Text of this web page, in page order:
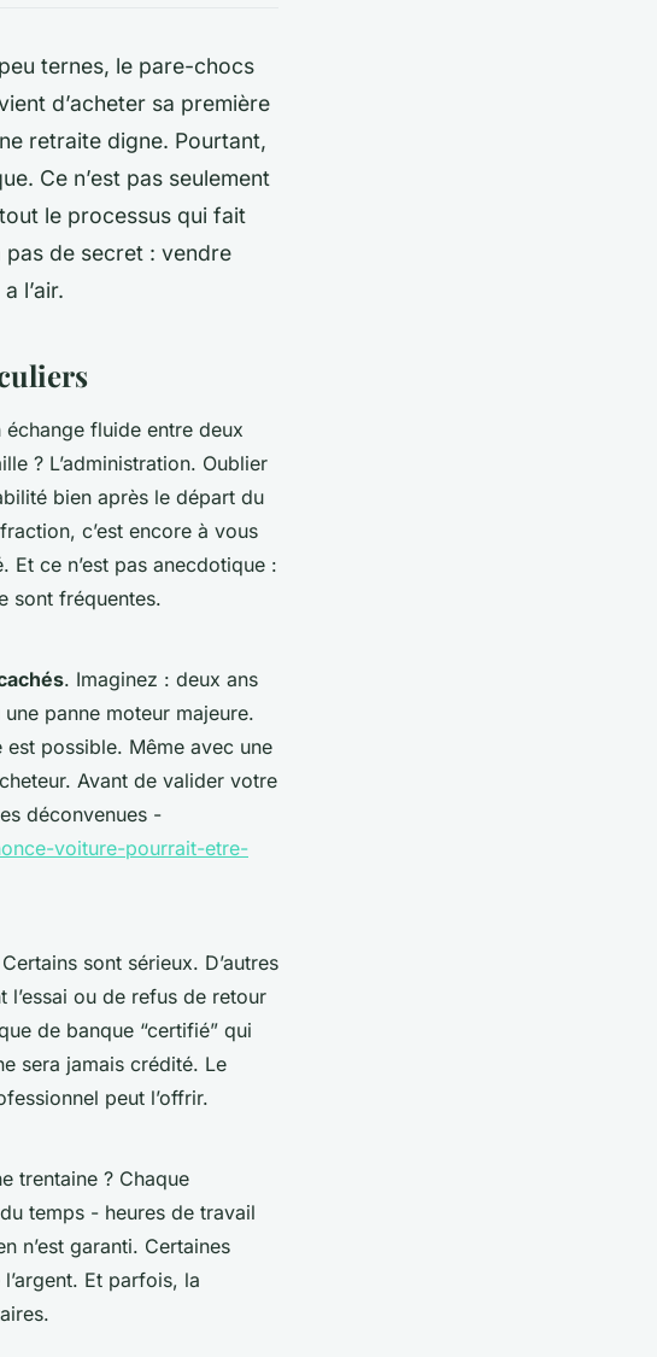
ternes, le pare-chocs
d’acheter sa première
retraite digne. Pourtant,
Ce n’est pas seulement
le processus qui fait
pas de secret : vendre
l’air.
échange fluide entre deux
? L’administration. Oublier
bien après le départ du
c’est encore à vous
Et ce n’est pas anecdotique :
sont fréquentes.
. Imaginez : deux ans
panne moteur majeure.
est possible. Même avec une
Avant de valider votre
déconvenues -
voiture-pourrait-etre-
sont sérieux. D’autres
l’essai ou de refus de retour
de banque “certifié” qui
sera jamais crédité. Le
peut l’offrir.
trentaine ? Chaque
temps - heures de travail
n’est garanti. Certaines
Et parfois, la